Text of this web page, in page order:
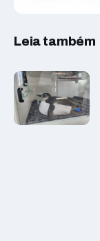
Leia também